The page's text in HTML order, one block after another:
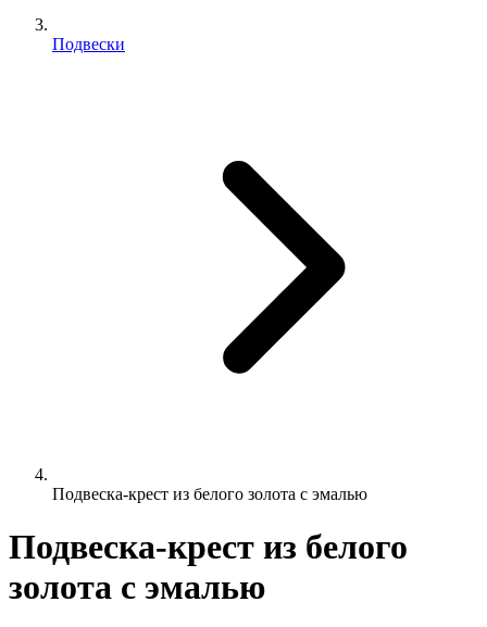
Подвески
Подвеска-крест из белого золота с эмалью
Подвеска-крест из белого
золота с эмалью